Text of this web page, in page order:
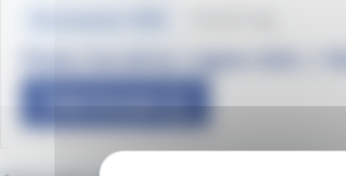
horaires
Fiche horaires Ligne-144 /